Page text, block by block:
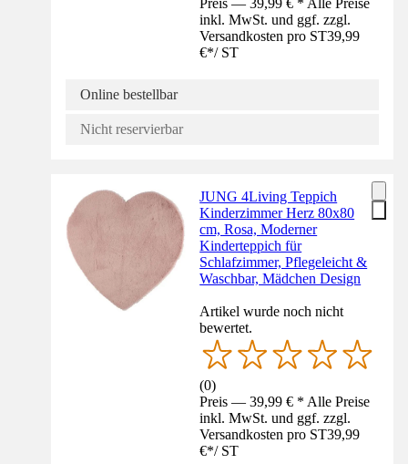
Preis — 39,99 € * Alle Preise
inkl. MwSt. und ggf. zzgl.
Versandkosten pro ST39,99
€*/ ST
Online bestellbar
Nicht reservierbar
JUNG 4Living Teppich
Kinderzimmer Herz 80x80
cm, Rosa, Moderner
Kinderteppich für
Schlafzimmer, Pflegeleicht &
Waschbar, Mädchen Design
Artikel wurde noch nicht
bewertet.
(0)
Preis — 39,99 € * Alle Preise
inkl. MwSt. und ggf. zzgl.
Versandkosten pro ST39,99
€*/ ST